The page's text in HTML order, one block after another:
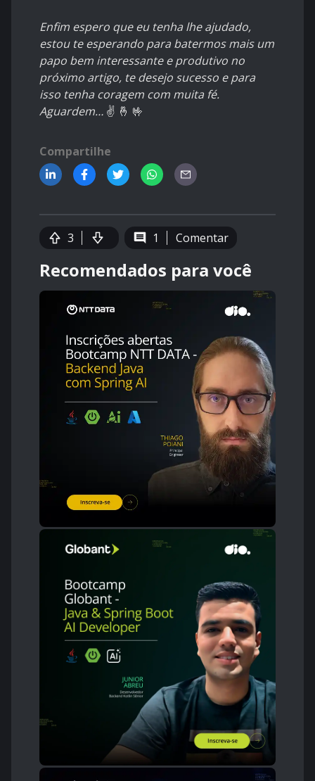
Enfim espero que eu tenha lhe ajudado,
estou te esperando para batermos mais um
papo bem interessante e produtivo no
próximo artigo, te desejo sucesso e para
isso tenha coragem com muita fé.
Aguardem… ✌️ 🤞 🤟
Compartilhe
3 1 Comentar
Recomendados para você